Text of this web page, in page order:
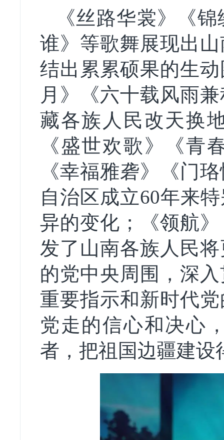
《丝路华裳》《
谁》等歌舞展现出
结出累累硕果的生
月》《六十载风雨
藏各族人民改天换
《盛世欢歌》《青
《幸福雅砻》《门
自治区成立60年来
异的变化；《领航
发了山南各族人民
的党中央周围，深
重要指示和新时代
党走的信心和决心
者，把祖国边疆建设